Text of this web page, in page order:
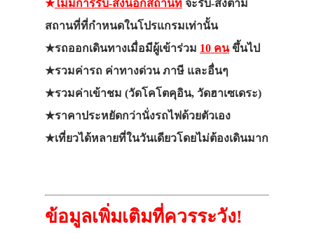
★ไม่มีการรับ-ส่งนอกสถานที่ จะรับ-ส่งตาม
สถานที่ที่กำหนดในโปรแกรมเท่านั้น
★รถออกเดินทางเมื่อมีผู้เข้าร่วม 10 คนขึ้นไป
★รวมค่ารถ ค่าทางด่วน ภาษี และอื่นๆ
★รวมค่าเข้าชม (วัดโคโตคุอิน, วัดฮาเซเดระ)
★ราคาประหยัดกว่านั่งรถไฟด้วยตัวเอง
★เที่ยวได้หลายที่ในวันเดียวโดยไม่ต้องเดินมาก
ข้อมูลเพิ่มเติมที่ควรระวัง!